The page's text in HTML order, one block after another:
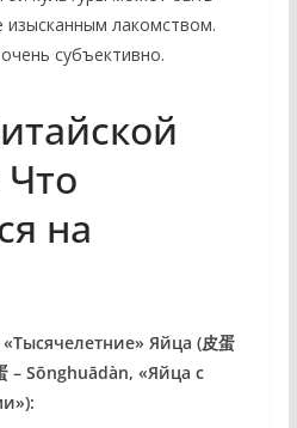
лакомством.
субъективно.
Что
на
Яйца (皮蛋
– Sōnghuādàn, «Яйца с